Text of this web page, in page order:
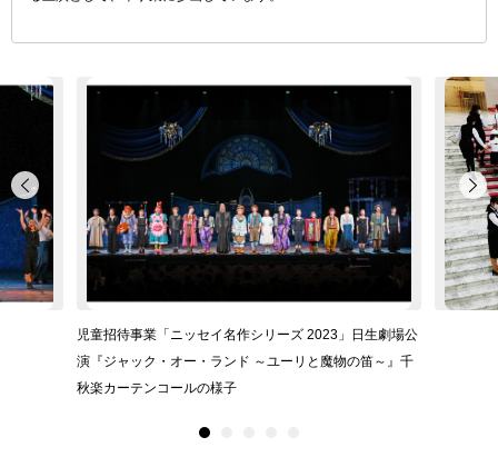
児童招待事業「ニッセイ名作シリーズ 2023」日生劇場公
演『ジャック・オー・ランド ～ユーリと魔物の笛～』千
秋楽カーテンコールの様子